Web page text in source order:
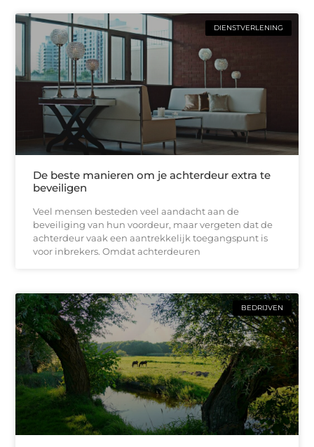
DIENSTVERLENING
De beste manieren om je achterdeur extra te
beveiligen
Veel mensen besteden veel aandacht aan de
beveiliging van hun voordeur, maar vergeten dat de
achterdeur vaak een aantrekkelijk toegangspunt is
voor inbrekers. Omdat achterdeuren
BEDRIJVEN